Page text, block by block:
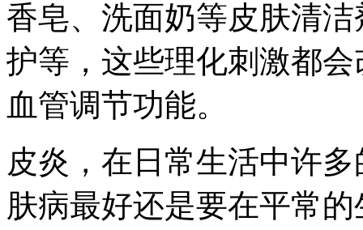
香皂、洗面奶等皮肤清
护等，这些理化刺激都
血管调节功能。
皮炎，在日常生活中许
肤病最好还是要在平常